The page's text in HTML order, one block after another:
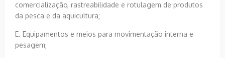
comercialização, rastreabilidade e rotulagem de produtos
da pesca e da aquicultura;
E. Equipamentos e meios para movimentação interna e
pesagem;